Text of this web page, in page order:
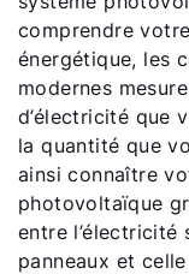
comprendre
énergétique, les
modernes
d’électricité que
la quantité que
ainsi connaître
photovoltaïque
entre
panneaux et